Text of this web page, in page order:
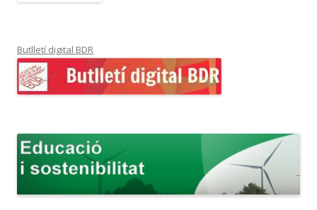
Butlletí digital BDR